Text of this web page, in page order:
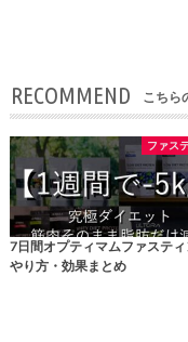
RECOMMEND こちら
ファス
7日間オプティマムファステ
やり方・効果まとめ